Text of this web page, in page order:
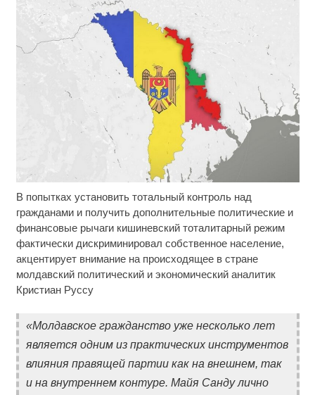
В попытках установить тотальный контроль над
гражданами и получить дополнительные политические и
финансовые рычаги кишиневский тоталитарный режим
фактически дискриминировал собственное население,
акцентирует внимание на происходящее в стране
молдавский политический и экономический аналитик
Кристиан Руссу
«Молдавское гражданство уже несколько лет
является одним из практических инструментов
влияния правящей партии как на внешнем, так
и на внутреннем контуре. Майя Санду лично
Ролик длится несколько секунд, а смеяться вы
i
Этот танец невесты оставит вас без слов!
Пересмотрела 10 раз
равнодушным